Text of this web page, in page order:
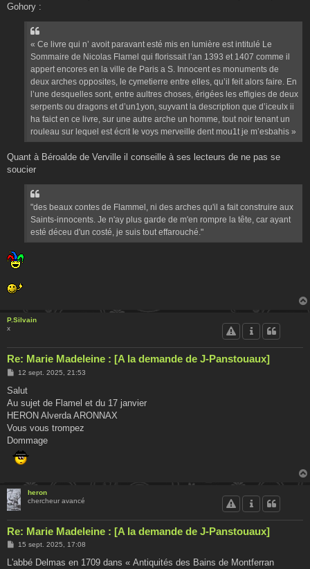
Gohory :
« Ce livre qui n’ avoit paravant esté mis en lumière est intitulé Le
Sommaire de Nicolas Flamel qui ﬂorissait l’an 1393 et 1407 comme il
appert encores en la ville de Paris a S. Innocent es monuments de
deux arches opposites, le cymetierre entre elles, qu’il feit alors faire. En
l’une desquelles sont, entre aultres choses, érigées les efﬁgies de deux
serpents ou dragons et d’un1yon, suyvant la description que d’iceulx ii
ha faict en ce livre, sur une autre arche un homme, tout noir tenant un
rouleau sur lequel est écrit Ie voys merveille dent mou1t je m’esbahis »
Quant à Béroalde de Verville il conseille à ses lecteurs de ne pas se
soucier
"des beaux contes de Flammel, ni des arches qu'il a fait construire aux
Saints-innocents. Je n'ay plus garde de m'en rompre la tête, car ayant
esté déceu d'un costé, je suis tout effarouché."
P.Silvain
x
Re: Marie Madeleine : [A la demande de J-Panstouaux]
M
s
a
g
12 sept. 2025, 21:53
Salut
Au sujet de Flamel et du 17 janvier
HERON Alverda ARONNAX
Vous vous trompez
Dommage
heron
chercheur avancé
Re: Marie Madeleine : [A la demande de J-Panstouaux]
M
s
15 sept. 2025, 17:08
L'abbé Delmas en 1709 dans « Antiquités des Bains de Montferran